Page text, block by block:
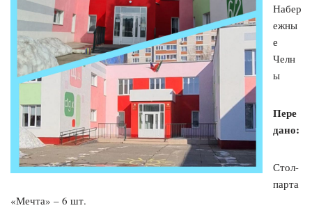
Набер
ежны
е
Челн
ы
Пере
дано:
Стол-
парта
«Мечта» – 6 шт.